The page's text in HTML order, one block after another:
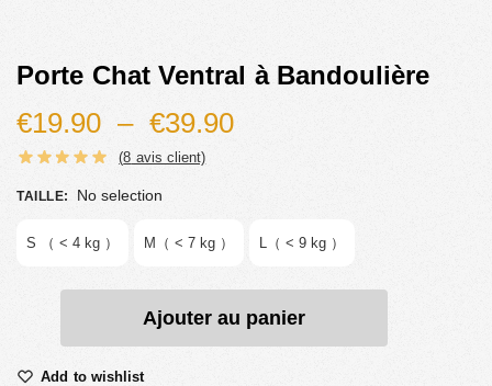
Porte Chat Ventral à Bandoulière
€19.90 – €39.90
(8 avis client)
TAILLE: No selection
S （ < 4 kg ） M（ < 7 kg ） L（ < 9 kg ）
Ajouter au panier
Add to wishlist